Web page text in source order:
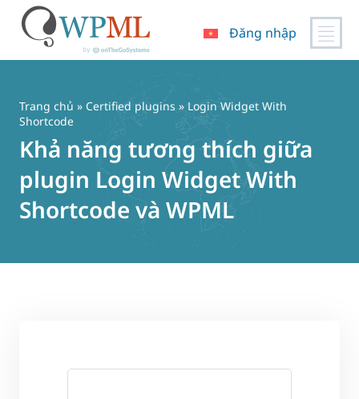
dung
Đăng nhập
Trang chủ » Certified plugins » Login Widget With
Shortcode
Khả năng tương thích giữa
plugin Login Widget With
Shortcode và WPML